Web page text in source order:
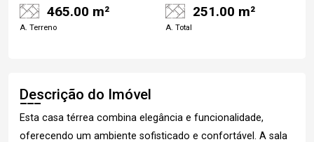
465.00 m²
A. Terreno
251.00 m²
A. Total
Descrição do Imóvel
Esta casa térrea combina elegância e funcionalidade,
oferecendo um ambiente sofisticado e confortável. A sala